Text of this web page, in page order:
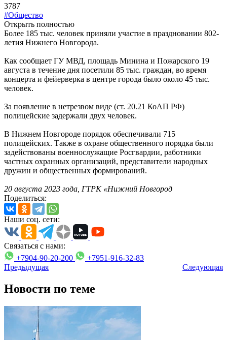
3787
#Общество
Открыть полностью
Более 185 тыс. человек приняли участие в праздновании 802-
летия Нижнего Новгорода.
Как сообщает ГУ МВД, площадь Минина и Пожарского 19
августа в течение дня посетили 85 тыс. граждан, во время
концерта и фейерверка в центре города было около 45 тыс.
человек.
За появление в нетрезвом виде (ст. 20.21 КоАП РФ)
полицейские задержали двух человек.
В Нижнем Новгороде порядок обеспечивали 715
полицейских. Также в охране общественного порядка были
задействованы военнослужащие Росгвардии, работники
частных охранных организаций, представители народных
дружин и общественных формирований.
20 августа 2023 года, ГТРК «Нижний Новгород
Поделиться:
Наши соц. сети:
Связаться с нами:
+7904-90-20-200
+7951-916-32-83
Предыдущая
Следующая
Новости по теме